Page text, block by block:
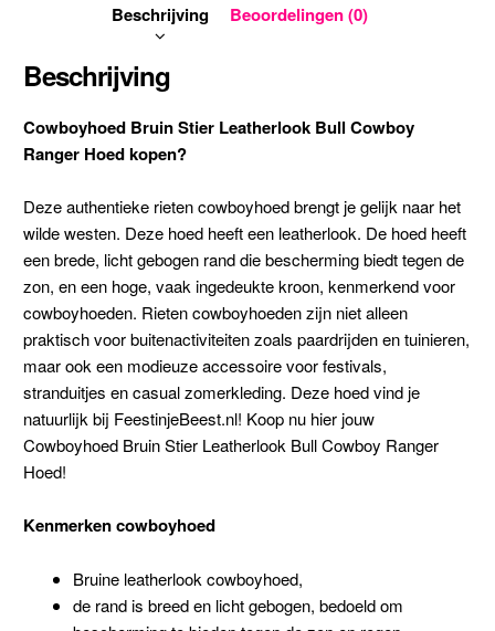
Beschrijving Beoordelingen (0)
Beschrijving
Cowboyhoed Bruin Stier Leatherlook Bull Cowboy
Ranger Hoed kopen?
Deze authentieke rieten cowboyhoed brengt je gelijk naar het
wilde westen. Deze hoed heeft een leatherlook. De hoed heeft
een brede, licht gebogen rand die bescherming biedt tegen de
zon, en een hoge, vaak ingedeukte kroon, kenmerkend voor
cowboyhoeden. Rieten cowboyhoeden zijn niet alleen
praktisch voor buitenactiviteiten zoals paardrijden en tuinieren,
maar ook een modieuze accessoire voor festivals,
stranduitjes en casual zomerkleding. Deze hoed vind je
natuurlijk bij FeestinjeBeest.nl! Koop nu hier jouw
Cowboyhoed Bruin Stier Leatherlook Bull Cowboy Ranger
Hoed!
Kenmerken cowboyhoed
Bruine leatherlook cowboyhoed,
de rand is breed en licht gebogen, bedoeld om